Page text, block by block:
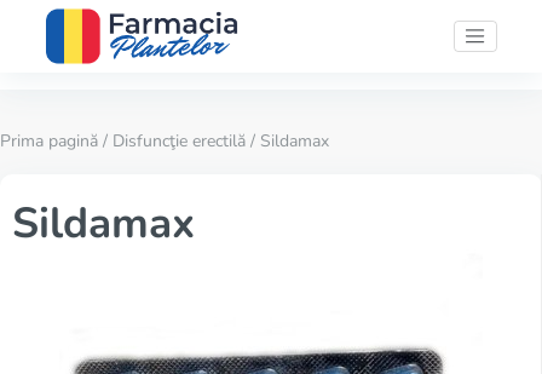
Prima pagină / Disfuncţie erectilă / Sildamax
Sildamax